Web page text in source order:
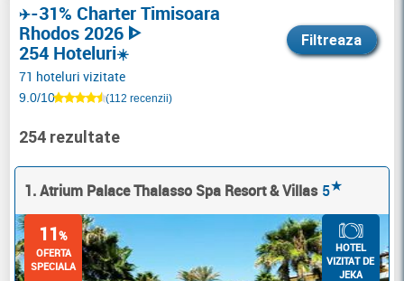
254 rezultate
1. Atrium Palace Thalasso Spa Resort & Villas 5★
11%
OFERTA
SPECIALA
HOTEL
VIZITAT DE
JEKA
✈️-31% Charter Timisoara
Rhodos 2026 ᐈ
254 Hoteluri☀️
71 hoteluri vizitate
9.0/10 (112 recenzii)
Filtreaza